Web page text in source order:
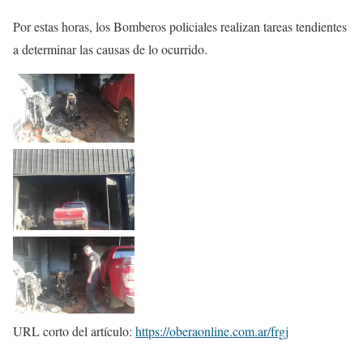
Por estas horas, los Bomberos policiales realizan tareas tendientes
a determinar las causas de lo ocurrido.
URL corto del artículo: https://oberaonline.com.ar/frgj